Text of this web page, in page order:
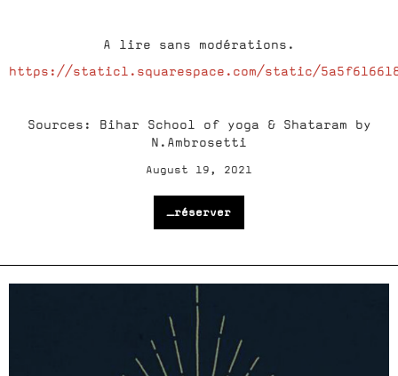
A lire sans modérations.
https://static1.squarespace.com/static/
Sources: Bihar School of yoga & Shataram by
N.Ambrosetti
August 19, 2021
_réserver